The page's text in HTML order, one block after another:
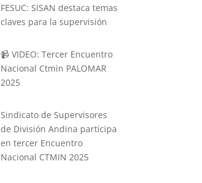
FESUC: SISAN destaca temas
claves para la supervisión
📹 VIDEO: Tercer Encuentro
Nacional Ctmin PALOMAR
2025
Sindicato de Supervisores
de División Andina participa
en tercer Encuentro
Nacional CTMIN 2025